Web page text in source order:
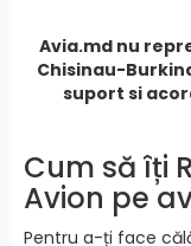
Avia.md nu
Chisinau-
suport si
Cum să îți
Avion pe
Pentru a-ți face